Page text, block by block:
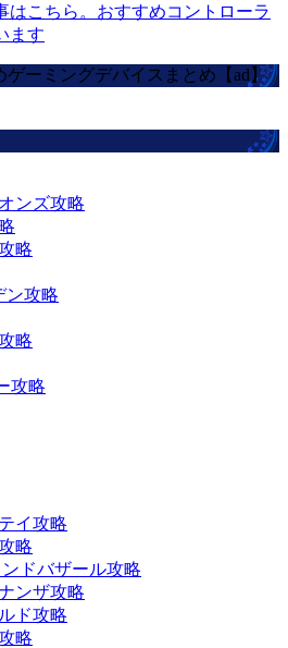
はこちら。おすすめコントローラ
ます
ゲーミングデバイスまとめ【ad】
ンズ攻略
略
ン攻略
略
攻略
イ攻略
略
ドバザール攻略
ンザ攻略
ド攻略
略